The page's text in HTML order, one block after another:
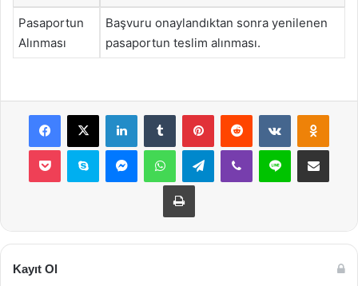
Pasaportun
Alınması
Başvuru onaylandıktan sonra yenilenen
pasaportun teslim alınması.
Facebook
X LinkedInTumblr PinterestReddit VKontakte
Pocket Skype MessengerWhatsAppTelegramViber Line E-Posta ile
Yazdır
Kayıt Ol